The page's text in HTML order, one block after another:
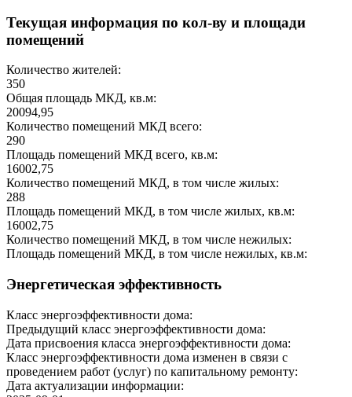
Текущая информация по кол-ву и площади
помещений
Количество жителей:
350
Общая площадь МКД, кв.м:
20094,95
Количество помещений МКД всего:
290
Площадь помещений МКД всего, кв.м:
16002,75
Количество помещений МКД, в том числе жилых:
288
Площадь помещений МКД, в том числе жилых, кв.м:
16002,75
Количество помещений МКД, в том числе нежилых:
Площадь помещений МКД, в том числе нежилых, кв.м:
Энергетическая эффективность
Класс энергоэффективности дома:
Предыдущий класс энергоэффективности дома:
Дата присвоения класса энергоэффективности дома:
Класс энергоэффективности дома изменен в связи с
проведением работ (услуг) по капитальному ремонту:
Дата актуализации информации: